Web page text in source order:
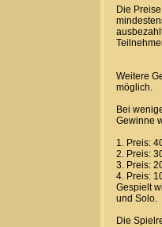
Die
Weitere
möglich.
Bei
Gewinne
1. Preis:
2. Preis:
3. Preis:
4. Preis:
Gespielt
und Solo.
Die